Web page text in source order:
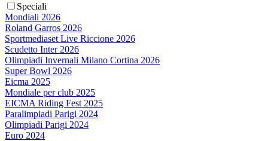
Speciali
Mondiali 2026
Roland Garros 2026
Sportmediaset Live Riccione 2026
Scudetto Inter 2026
Olimpiadi Invernali Milano Cortina 2026
Super Bowl 2026
Eicma 2025
Mondiale per club 2025
EICMA Riding Fest 2025
Paralimpiadi Parigi 2024
Olimpiadi Parigi 2024
Euro 2024